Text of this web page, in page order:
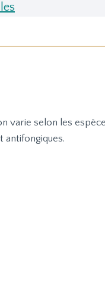
selon les
antifongiques.